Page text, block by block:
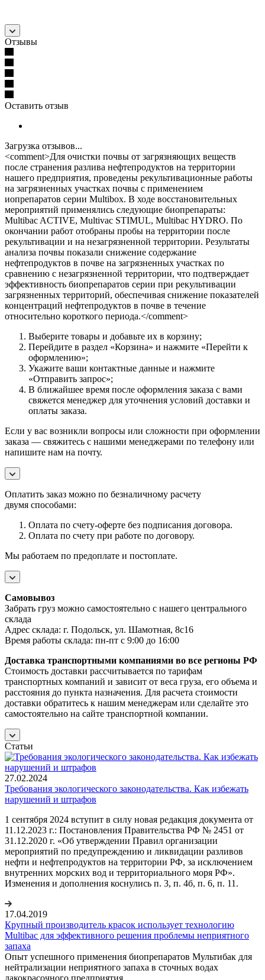
Отзывы
Оставить отзыв
Загрузка отзывов...
<comment>Для очистки почвы от загрязняющих веществ
после странения разлива нефтепродуктов на территории
нашего предприятия, проведены рекультивационные работы
на загрязненных участках почвы с применением
иопрепаратов серии Multibox. В ходе восстановительных
мероприятий применялись следующие биопрепараты:
Multibac ACTIVE, Multivac STIMUL, Multibac HYDRO. По
окончании работ отобраны пробы на территории после
рекультивации и на незагрязненной территории. Результаты
анализа почвы показали снижение содержание
нефтепродуктов в почве на загрязненных участках по
сравнению с незагрязненной территории, что подтверждает
эффективность биопрепаратов серии при рекультивации
загрязненных территорий, обеспечивая снижение показателей
концентраций нефтепродуктов в почве в течение
относительно короткого периода.</comment>
Выберите товары и добавьте их в корзину;
Перейдите в раздел «Корзина» и нажмите «Перейти к
оформлению»;
Укажите ваши контактные данные и нажмите
«Отправить запрос»;
В ближайшее время после оформления заказа с вами
свяжется менеджер для уточнения условий доставки и
оплаты заказа.
Если у вас возникли вопросы или сложности при оформлении
заказа — свяжитесь с нашими менеджерами по телефону или
напишите нам на почту.
Оплатить заказ можно по безналичному расчету
двумя способами:
Оплата по счету-оферте без подписания договора.
Оплата по счету при работе по договору.
Мы работаем по предоплате и постоплате.
Самовывоз
Забрать груз можно самостоятельно с нашего центрального
склада
Адрес склада: г. Подольск, ул. Шамотная, 8с16
Время работы склада: пн-пт с 9:00 до 16:00
Доставка транспортными компаниями во все регионы РФ
Стоимость доставки рассчитывается по тарифам
транспортных компаний и зависит от веса груза, его объема и
расстояния до пункта назначения. Для расчета стоимости
доставки обратитесь к нашим менеджерам или сделайте это
самостоятельно на сайте транспортной компании.
Статьи
27.02.2024
Требования экологического законодательства. Как избежать
нарушений и штрафов
1 сентября 2024 вступит в силу новая редакция документа от
11.12.2023 г.: Постановления Правительства РФ № 2451 от
31.12.2020 г. «Об утверждении Правил организации
мероприятий по предупреждению и ликвидации разливов
нефти и нефтепродуктов на территории РФ, за исключением
внутренних морских вод и территориального моря РФ».
Изменения и дополнения коснулись п. 3, п. 4б, п. 6, п. 11.
17.04.2019
Крупный производитель красок использует технологию
Multibac для эффективного решения проблемы неприятного
запаха
Опыт успешного применения биопрепаратов Мультибак для
нейтрализации неприятного запаха в сточных водах